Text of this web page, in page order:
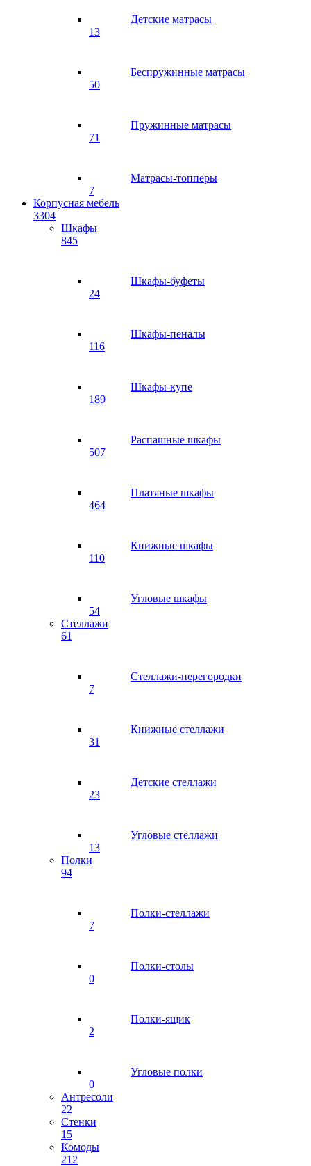
Детские матрасы
13
Беспружинные матрасы
50
Пружинные матрасы
71
Матрасы-топперы
7
Корпусная мебель
3304
Шкафы
845
Шкафы-буфеты
24
Шкафы-пеналы
116
Шкафы-купе
189
Распашные шкафы
507
Платяные шкафы
464
Книжные шкафы
110
Угловые шкафы
54
Стеллажи
61
Стеллажи-перегородки
7
Книжные стеллажи
31
Детские стеллажи
23
Угловые стеллажи
13
Полки
94
Полки-стеллажи
7
Полки-столы
0
Полки-ящик
2
Угловые полки
0
Антресоли
22
Стенки
15
Комоды
212